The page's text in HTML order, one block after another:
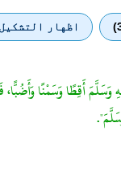
اظهار التشكيل
أَقِطًا وَسَمْنًا وَأَضُبًّا،